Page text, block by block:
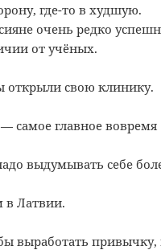
где-то в худшую.
очень редко
от учёных.
открыли свою клинику.
самое главное вовремя
выдумывать себе
в Латвии.
выработать привычку,